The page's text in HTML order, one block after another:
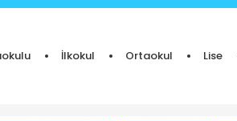
İlkokul Ortaokul Lise